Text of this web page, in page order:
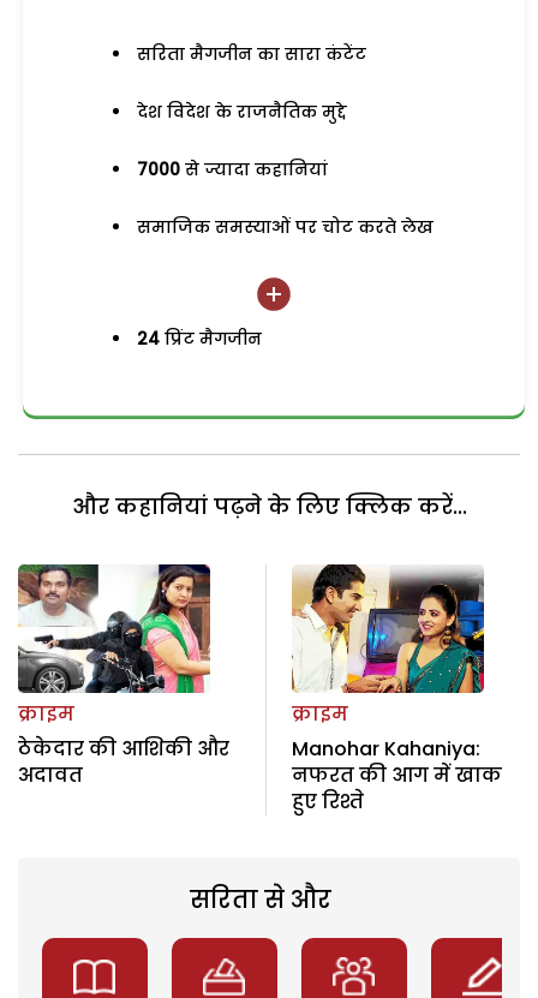
सरिता मैगजीन का सारा कंटेंट
देश विदेश के राजनैतिक मुद्दे
7000 से ज्यादा कहानियां
समाजिक समस्याओं पर चोट करते लेख
24 प्रिंट मैगजीन
और कहानियां पढ़ने के लिए क्लिक करें...
क्राइम
ठेकेदार की आशिकी और
अदावत
क्राइम
Manohar Kahaniya:
नफरत की आग में खाक
हुए रिश्ते
सरिता से और